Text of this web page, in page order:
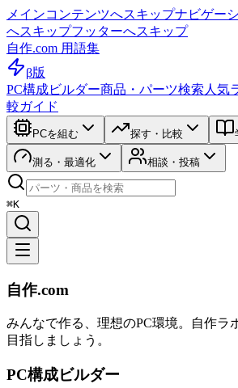
メインコンテンツへスキップナビゲー
へスキップフッターへスキップ
自作.com 用語集
β版
PC構成ビルダー商品・パーツ検索 人気
較ガイド
PCを組む 探す・比較
測る・最適化 相談・投稿
⌘K
自作.com
みんなで作る、理想のPC環境。 自作ラ
目指しましょう。
PC構成ビルダー